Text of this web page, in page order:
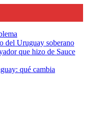
del Uruguay soberano
que hizo de Sauce
qué cambia